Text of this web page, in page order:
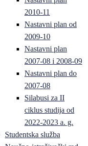
2010-11
Nastavni plan od
2009-10
Nastavni plan
2007-08 i 2008-09
Nastavni plan do
2007-08
Silabusi za II
ciklus studija od
2022-2023 a. g.
Studentska služba